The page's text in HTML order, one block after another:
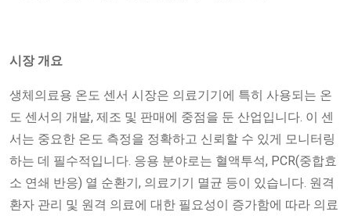
시장 개요
생체의료용 온도 센서 시장은 의료기기에 특히 사용되는 온
도 센서의 개발, 제조 및 판매에 중점을 둔 산업입니다. 이 센
서는 중요한 온도 측정을 정확하고 신뢰할 수 있게 모니터링
하는 데 필수적입니다. 응용 분야로는 혈액투석, PCR(중합효
소 연쇄 반응) 열 순환기, 의료기기 멸균 등이 있습니다. 원격
환자 관리 및 원격 의료에 대한 필요성이 증가함에 따라 의료